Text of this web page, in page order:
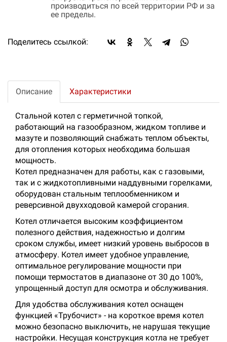
производиться по всей территории РФ и за
ее пределы.
Поделитесь ссылкой:
Описание Характеристики
Стальной котел с герметичной топкой,
работающий на газообразном, жидком топливе и
мазуте и позволяющий снабжать теплом объекты,
для отопления которых необходима большая
мощность.
Котел предназначен для работы, как с газовыми,
так и с жидкотопливными наддувными горелками,
оборудован стальным теплообменником и
реверсивной двухходовой камерой сгорания.
Котел отличается высоким коэффициентом
полезного действия, надежностью и долгим
сроком службы, имеет низкий уровень выбросов в
атмосферу. Котел имеет удобное управление,
оптимальное регулирование мощности при
помощи термостатов в диапазоне от 30 до 100%,
упрощенный доступ для осмотра и обслуживания.
Для удобства обслуживания котел оснащен
функцией «Трубочист» - на короткое время котел
можно безопасно выключить, не нарушая текущие
настройки. Несущая конструкция котла не требует